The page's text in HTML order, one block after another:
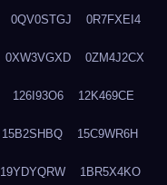
0QV0STGJ 0R7FXEI4
0XW3VGXD 0ZM4J2CX
126I93O6 12K469CE
15B2SHBQ 15C9WR6H
19YDYQRW 1BR5X4KO